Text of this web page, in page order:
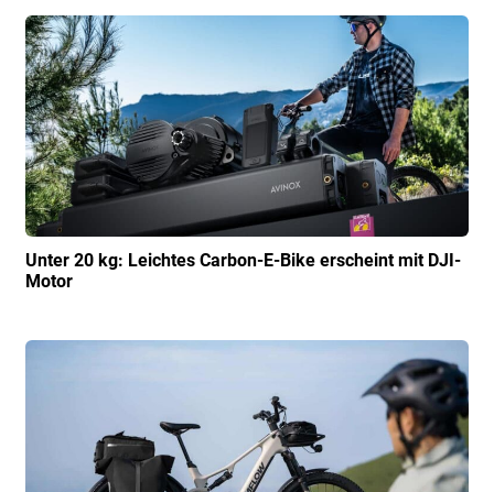
Unter 20 kg: Leichtes Carbon-E-Bike erscheint mit DJI-
Motor